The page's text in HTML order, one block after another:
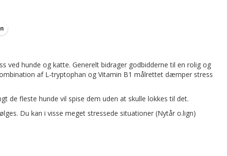
ved hunde og katte. Generelt bidrager godbidderne til en rolig og
af L-tryptophan og Vitamin B1 målrettet dæmper stress
de fleste hunde vil spise dem uden at skulle lokkes til det.
Du kan i visse meget stressede situationer (Nytår o.lign)